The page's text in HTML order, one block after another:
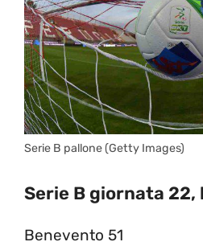
Serie B pallone (Getty Images)
Serie B giornata 22,
Benevento 51